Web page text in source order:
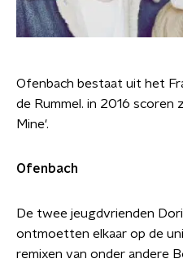
Ofenbach bestaat uit het
de Rummel. in 2016
Mine'.
Ofenbach
De twee jeugdvrienden
ontmoetten elkaar op de
remixen van onder andere